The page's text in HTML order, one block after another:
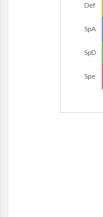
Def
SpA
SpD
Spe